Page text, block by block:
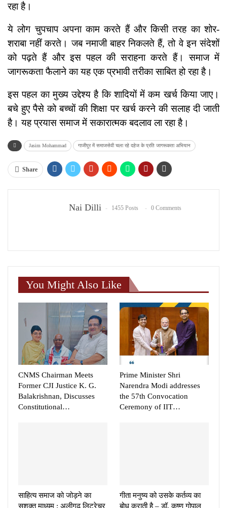
रहा है।
ये लोग चुपचाप अपना काम करते हैं और किसी तरह का शोर-
शराबा नहीं करते। जब नमाजी बाहर निकलते हैं, तो वे इन संदेशों
को पढ़ते हैं और इस पहल की सराहना करते हैं। समाज में
जागरूकता फैलाने का यह एक प्रभावी तरीका साबित हो रहा है।
इस पहल का मुख्य उद्देश्य है कि शादियों में कम खर्च किया जाए।
बचे हुए पैसे को बच्चों की शिक्षा पर खर्च करने की सलाह दी जाती
है। यह प्रयास समाज में सकारात्मक बदलाव ला रहा है।
Jasim Mohammad गाजीपुर में समाजसेवी चला रहे दहेज के प्रति जागरूकता अभियान
Share
Nai Dilli 1455 Posts 0 Comments
You Might Also Like
CNMS Chairman Meets
Former CJI Justice K. G.
Balakrishnan, Discusses
Constitutional…
Prime Minister Shri
Narendra Modi addresses
the 57th Convocation
Ceremony of IIT…
साहित्य समाज को जोड़ने का
सशक्त माध्यम : अलीगढ़ लिटरेचर
गीता मनुष्य को उसके कर्तव्य का
बोध कराती है – डॉ. कृष्ण गोपाल